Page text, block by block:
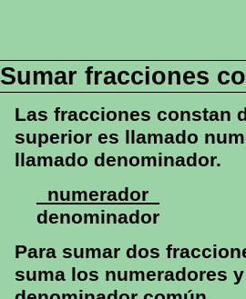
Sumar fracciones
Las fracciones constan
superior es llamado
llamado denominador.
numerador
denominador
Para sumar dos
suma los numeradores